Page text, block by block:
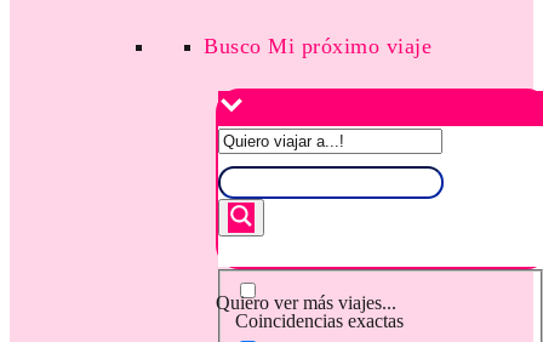
Busco Mi próximo viaje
Quiero ver más viajes...
Coincidencias exactas